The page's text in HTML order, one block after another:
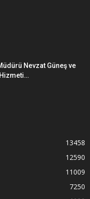
Nevzat Güneş ve
13458
12590
11009
7250